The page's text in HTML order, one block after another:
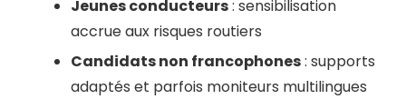
Jeunes conducteurs: sensibilisation
accrue aux risques routiers
Candidats non francophones: supports
adaptés et parfois moniteurs multilingues